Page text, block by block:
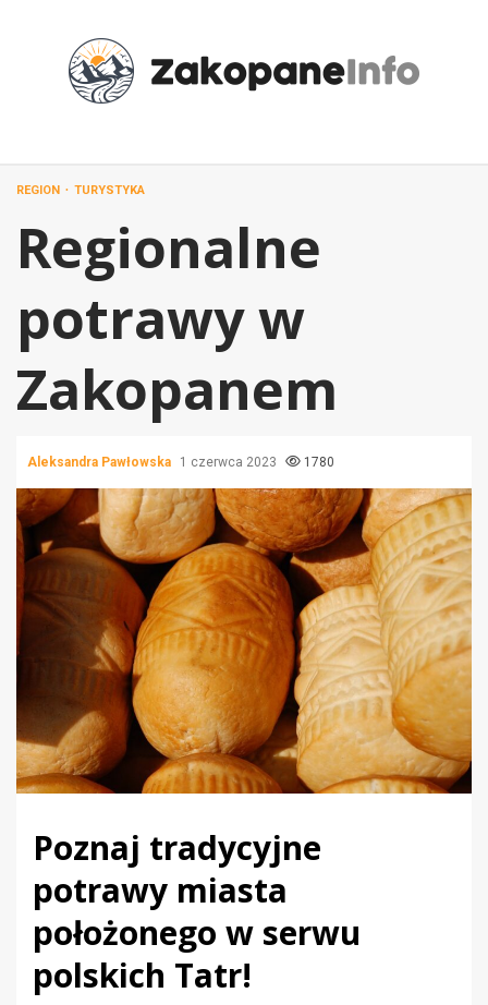
REGION TURYSTYKA
Regionalne
potrawy w
Zakopanem
Aleksandra Pawłowska 1 czerwca 2023 1780
Poznaj tradycyjne
potrawy miasta
położonego w serwu
polskich Tatr!